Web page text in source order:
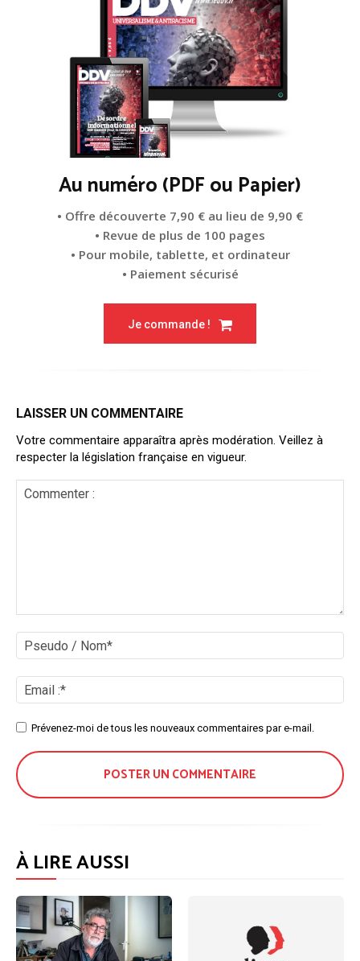
Au numéro (PDF ou Papier)
• Offre découverte 7,90 € au lieu de 9,90 €
• Revue de plus de 100 pages
• Pour mobile, tablette, et ordinateur
• Paiement sécurisé
Je commande !
LAISSER UN COMMENTAIRE
Votre commentaire apparaîtra après modération. Veillez à
respecter la législation française en vigueur.
/
:*
SitePrévenez-moi de tous les nouveaux commentaires par e-mail.
À LIRE AUSSI